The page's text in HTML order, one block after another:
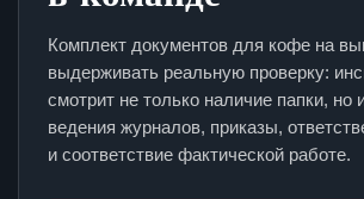
Комплект документов для кофе на
выдерживать реальную проверку:
смотрит не только наличие папки, но
ведения журналов, приказы,
и соответствие фактической работе.